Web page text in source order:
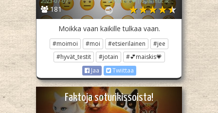
181
Moikka vaan kaikille tulkaa vaan.
#moimoi #moi #etsierilainen
#jee
#hyvät_testit
#jotain
#💕maiskis💗
Jaa
Twiittaa
Faktoja soturikissoista!